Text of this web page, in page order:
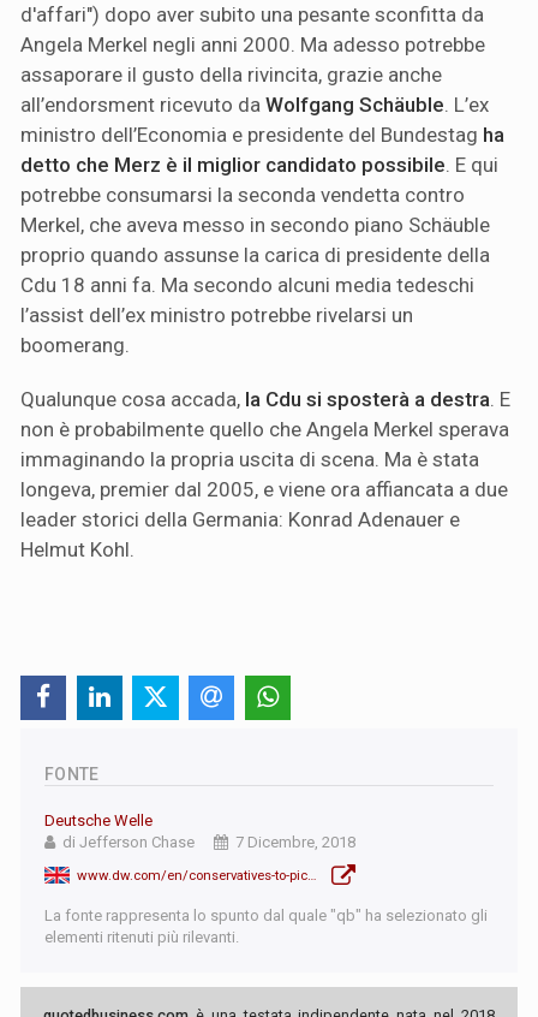
d'affari") dopo aver subito una pesante sconfitta da
Angela Merkel negli anni 2000. Ma adesso potrebbe
assaporare il gusto della rivincita, grazie anche
all’endorsment ricevuto da Wolfgang Schäuble . L’ex
ministro dell’Economia e presidente del Bundestag ha
detto che Merz è il miglior candidato possibile . E qui
potrebbe consumarsi la seconda vendetta contro
Merkel, che aveva messo in secondo piano Schäuble
proprio quando assunse la carica di presidente della
Cdu 18 anni fa. Ma secondo alcuni media tedeschi
l’assist dell’ex ministro potrebbe rivelarsi un
boomerang.
Qualunque cosa accada, la Cdu si sposterà a destra . E
non è probabilmente quello che Angela Merkel sperava
immaginando la propria uscita di scena. Ma è stata
longeva, premier dal 2005, e viene ora affiancata a due
leader storici della Germania: Konrad Adenauer e
Helmut Kohl.
FONTE
Deutsche Welle
di Jefferson Chase
7 Dicembre, 2018
La fonte rappresenta lo spunto dal quale "qb" ha selezionato gli
elementi ritenuti più rilevanti.